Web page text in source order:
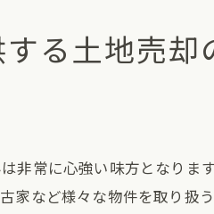
るための秘訣
価格設定
却戦略
グが土地売却をバックアッ
る土地売却
常に心強い味方となりま
家など様々な物件を取り扱